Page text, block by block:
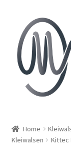
Ga door naar
Ga naar de inhoud
Home
Kleiwalsen
Kittec